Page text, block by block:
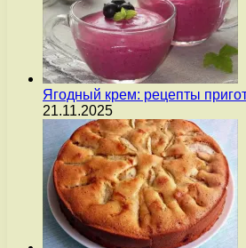
Ягодный крем: рецепты
21.11.2025